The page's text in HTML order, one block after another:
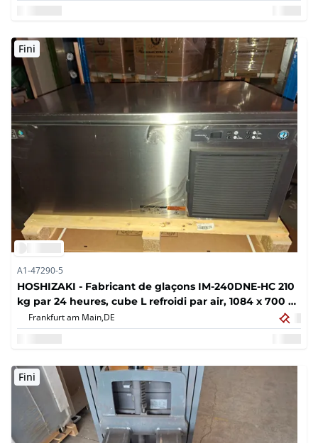
Fini
A1-47290-5
HOSHIZAKI - Fabricant de glaçons IM-240DNE-HC 210
kg par 24 heures, cube L refroidi par air, 1084 x 700 x
500 mm
Frankfurt am Main,DE
Fini